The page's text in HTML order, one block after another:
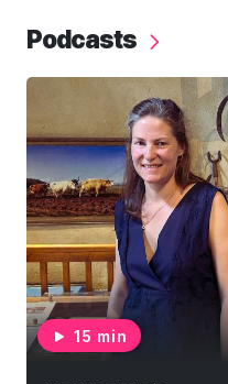
Podcasts
15 min